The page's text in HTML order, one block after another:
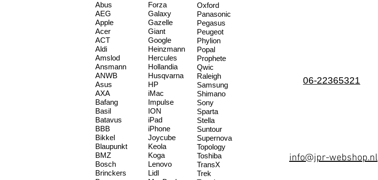
Abus
AEG
Apple
Acer
ACT
Aldi
Amslod
Ansmann
ANWB
Asus
AXA
Bafang
Basil
Batavus
BBB
Bikkel
Blaupunkt
BMZ
Bosch
Brinckers
Forza
Galaxy
Gazelle
Giant
Google
Heinzmann
Hercules
Hollandia
Husqvarna
HP
iMac
Impulse
ION
iPad
iPhone
Joycube
Keola
Koga
Lenovo
Lidl
Oxford
Panasonic
Pegasus
Peugeot
Phylion
Popal
Prophete
Qwic
Raleigh
Samsung
Shimano
Sony
Sparta
Stella
Suntour
Supernova
Topology
Toshiba
TransX
Trek
06-22365321
info@jpr-webshop.nl